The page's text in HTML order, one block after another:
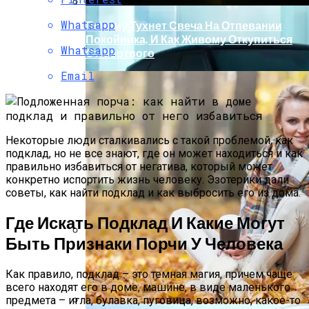
Обновление Для Range Rover Velar:
«умные» Фары, Новый Салон,
Улучшение PHEV-Версии
Почему Тухнет Свеча На Отпевании
Покойника, И Как Живому Откупиться
От Мертвого
Whatsapp
Whatsapp
Email
Некоторые люди сталкивались с такой проблемой, как
подклад, но не все знают, где он может находиться и как
правильно избавиться от негатива, который может
конкретно испортить жизнь человеку. Эзотерики дали
советы, как найти подклад и как выбросить его из дома.
Где Искать Подклад И Какие Могут
Быть Признаки Порчи У Человека
Как правило, подклад – это темная магия, причем чаще
всего находят его в доме, машине, в виде маленького
предмета – игла, булавка, пуговица, возможно, какое-то